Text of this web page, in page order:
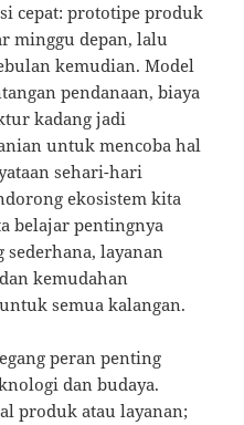
cepat: prototipe produk
minggu depan, lalu
kemudian. Model
pendanaan, biaya
kadang jadi
untuk mencoba hal
sehari-hari
ekosistem kita
belajar pentingnya
sederhana, layanan
kemudahan
semua kalangan.
peran penting
dan budaya.
produk atau layanan;